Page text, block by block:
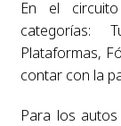
En el
categorías:
Plataformas,
contar con la
Para los